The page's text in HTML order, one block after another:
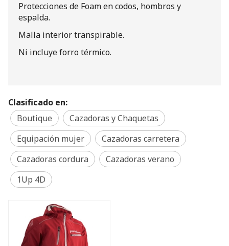
Protecciones de Foam en codos, hombros y
espalda.
Malla interior transpirable.
Ni incluye forro térmico.
Clasificado en:
Boutique
Cazadoras y Chaquetas
Equipación mujer
Cazadoras carretera
Cazadoras cordura
Cazadoras verano
1Up 4D